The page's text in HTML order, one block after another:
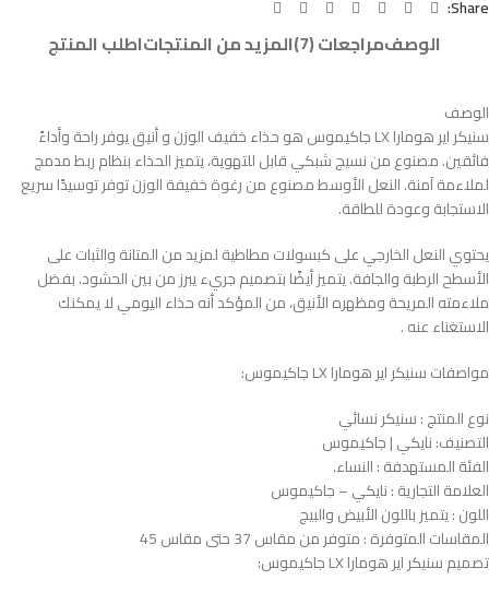
Share:
الوصفمراجعات (7) المزيد من المنتجاتاطلب المنتج
الوصف
سنيكر اير هومارا LX جاكيموس هو حذاء خفيف الوزن و أنيق يوفر راحة وأداءً
فائقين. مصنوع من نسيج شبكي قابل للتهوية، يتميز الحذاء بنظام ربط مدمج
لملاءمة آمنة. النعل الأوسط مصنوع من رغوة خفيفة الوزن توفر توسيدًا سريع
الاستجابة وعودة للطاقة.
يحتوي النعل الخارجي على كبسولات مطاطية لمزيد من المتانة والثبات على
الأسطح الرطبة والجافة. يتميز أيضًا بتصميم جريء يبرز من بين الحشود. بفضل
ملاءمته المريحة ومظهره الأنيق، من المؤكد أنه حذاء اليومي لا يمكنك
الاستغناء عنه .
مواصفات سنيكر اير هومارا LX جاكيموس:
نوع المنتج : سنيكر نسائي
التصنيف: نايكي | جاكيموس
الفئة المستهدفة : النساء.
العلامة التجارية : نايكي – جاكيموس
اللون : يتميز باللون الأبيض والبيج
المقاسات المتوفرة : متوفر من مقاس 37 حتى مقاس 45
تصميم سنيكر اير هومارا LX جاكيموس: